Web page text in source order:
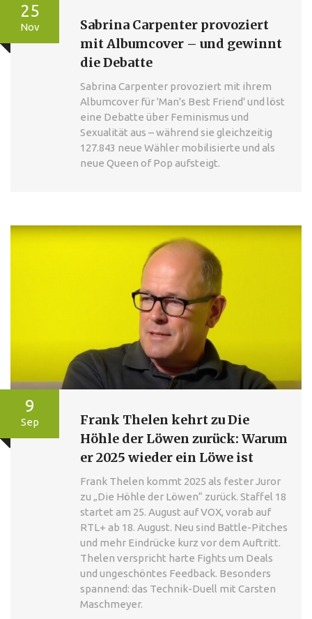
25
Nov
Sabrina Carpenter provoziert
mit Albumcover – und gewinnt
die Debatte
Sabrina Carpenter provoziert mit ihrem
Albumcover für 'Man's Best Friend' und löst
eine Debatte über Feminismus und
Sexualität aus – während sie gleichzeitig
127.843 neue Wähler mobilisierte und als
neue Queen of Pop aufsteigt.
9
Sep
Frank Thelen kehrt zu Die
Höhle der Löwen zurück: Warum
er 2025 wieder ein Löwe ist
Frank Thelen kommt 2025 als fester Juror
zu „Die Höhle der Löwen“ zurück. Staffel 18
startet am 25. August auf VOX, vorab auf
RTL+ ab 18. August. Neu sind Battle-Pitches
und mehr Eindrücke kurz vor dem Auftritt.
Thelen verspricht harte Fights um Deals
und ungeschöntes Feedback. Besonders
spannend: das Technik-Duell mit Carsten
Maschmeyer.